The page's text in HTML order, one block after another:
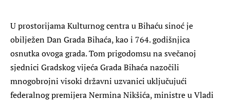
U prostorijama Kulturnog centra u Bihaću sinoć je
obilježen Dan Grada Bihaća, kao i 764. godišnjica
osnutka ovoga grada. Tom prigodomsu na svečanoj
sjednici Gradskog vijeća Grada Bihaća nazočili
mnogobrojni visoki državni uzvanici uključujući
federalnog premijera Nermina Nikšića, ministre u Vladi